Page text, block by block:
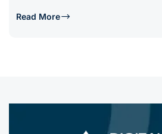
Read More